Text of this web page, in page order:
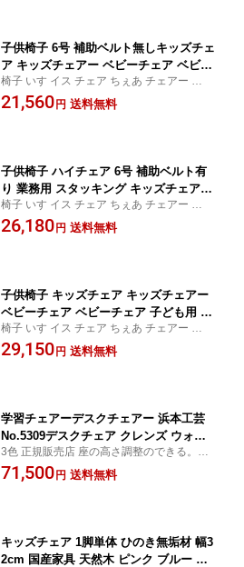
子供椅子 6号 補助ベルト無しキッズチェ
ア キッズチェアー ベビーチェア ベビー
チェア 子ども用 子供用 子供椅子 子供
椅子チェア おしゃれ1人掛け 北欧風家具
椅子 いす イス チェア ちぇあ チェアー 腰掛
腰掛け 腰掛け 一人掛け 耐久性に優れた、
丈夫で高品質な業務用家具 姿勢が良くなる
21,560 円 送料無料
子供椅子 ハイチェア 6号 補助ベルト有
り 業務用 スタッキング キッズチェア
キッズチェアー ベビーチェア ベビーチ
ェア 子ども用 子供椅子 チェア 1人掛け
椅子 いす イス チェア ちぇあ チェアー 腰掛
腰掛け 腰掛け 一人掛け お洒落 耐久性に優
れた、丈夫で高品質な業務用家具 おしゃれ
26,180 円 送料無料
子供椅子 キッズチェア キッズチェアー
ベビーチェア ベビーチェア 子ども用 子
供用 子供椅子 子供椅子チェア おしゃれ
お洒落 オシャレ 1人掛け 北欧風家具 イ
椅子 いす イス チェア ちぇあ チェアー 腰掛
腰掛け 腰掛け 一人掛け 耐久性に優れた、
丈夫で高品質な業務用家具 姿勢が良くなる
29,150 円 送料無料
学習チェアーデスクチェアー 浜本工芸
No.5309デスクチェア クレンズ ウォル
ナット 合皮レザー 最新カラー 送料無料
日本製 QSM-180 納期2～4週間 学習チ
3色 正規販売店 座の高さ調整のできる。5年
保障【TR】【P5】【HC10】
71,500 円 送料無料
キッズチェア 1脚単体 ひのき無垢材 幅3
2cm 国産家具 天然木 ピンク ブルー イ